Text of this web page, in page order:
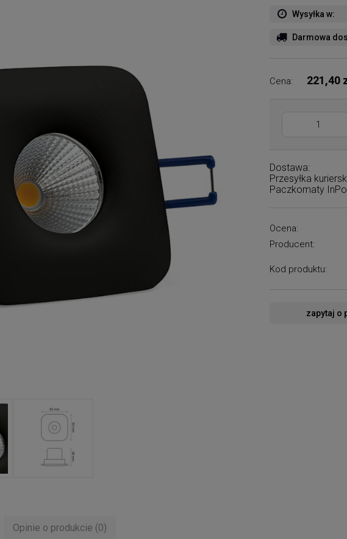
Wysyłka w:
Darmowa
Cena: 221,40
Dostawa:
Przesyłka
Paczkomaty
Ocena:
Producent:
Kod produktu:
zapytaj o
Opinie o produkcie (0)